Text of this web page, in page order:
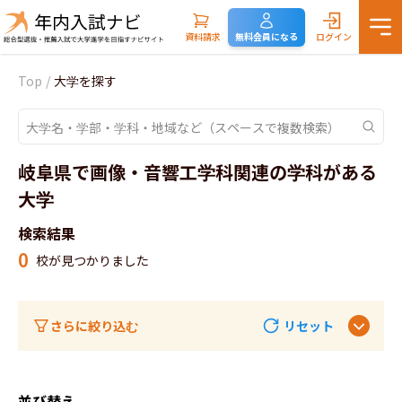
資料請求 無料会員になる ログイン
Top / 大学を探す
岐阜県で画像・音響工学科関連の学科がある
大学
検索結果
0 校が見つかりました
さらに絞り込む リセット